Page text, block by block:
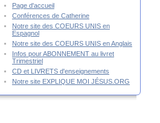
Page d'accueil
Conférences de Catherine
Notre site des COEURS UNIS en
Espagnol
Notre site des COEURS UNIS en Anglais
Infos pour ABONNEMENT au livret
Trimestriel
CD et LIVRETS d'enseignements
Notre site EXPLIQUE MOI JÉSUS.ORG